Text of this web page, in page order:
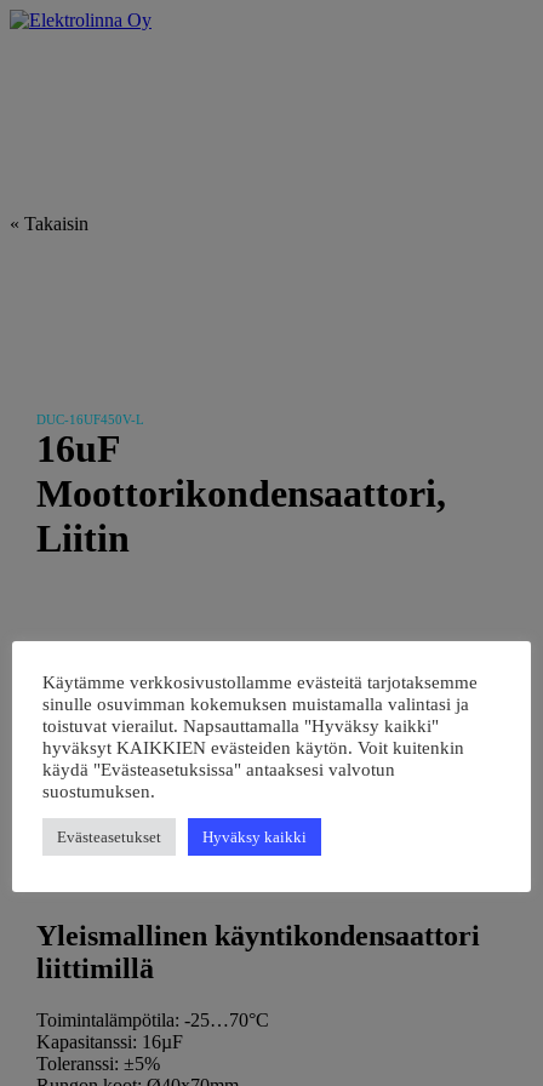
Skip
« Takaisin
DUC-16UF450V-L
16uF
Moottorikondensaattori,
Liitin
-
16uF
Moottorikondensaattori,
Liitin
määrä
+
Tuotetunnus (SKU):DUC-16UF450V-L
Osastot:Komponentit,Moottorikondensaattori,
Avainsana tuotteelle
Yleismallinen käyntikondensaattori
liittimillä
Toimintalämpötila: -25…70°C
Kapasitanssi: 16µF
Toleranssi: ±5%
Käytämme verkkosivustollamme evästeitä tarjotaksemme
sinulle osuvimman kokemuksen muistamalla valintasi ja
toistuvat vierailut. Napsauttamalla "Hyväksy kaikki"
hyväksyt KAIKKIEN evästeiden käytön. Voit kuitenkin
käydä "Evästeasetuksissa" antaaksesi valvotun
suostumuksen.
Evästeasetukset Hyväksy kaikki